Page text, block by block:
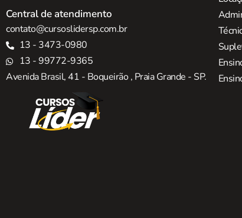
Central de atendimento
contato@cursoslidersp.com.br
13 - 3473-0980
13 - 99772-9365
Avenida Brasil, 41 - Boqueirão , Praia Grande - SP.